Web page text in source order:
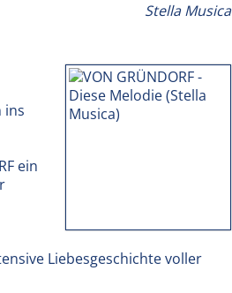
Stella Musica
ins
ein
Liebesgeschichte voller